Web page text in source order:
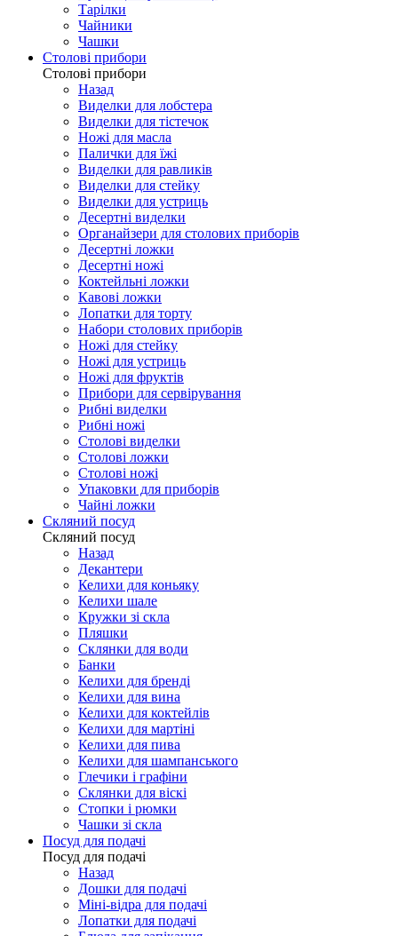
Тарілки
Чайники
Чашки
Столові прибори
Столові прибори
Назад
Виделки для лобстера
Виделки для тістечок
Ножі для масла
Палички для їжі
Виделки для равликів
Виделки для стейку
Виделки для устриць
Десертні виделки
Органайзери для столових приборів
Десертні ложки
Десертні ножі
Коктейльні ложки
Кавові ложки
Лопатки для торту
Набори столових приборів
Ножі для стейку
Ножі для устриць
Ножі для фруктів
Прибори для сервірування
Рибні виделки
Рибні ножі
Столові виделки
Столові ложки
Столові ножі
Упаковки для приборів
Чайні ложки
Скляний посуд
Скляний посуд
Назад
Декантери
Келихи для коньяку
Келихи шале
Кружки зі скла
Пляшки
Склянки для води
Банки
Келихи для бренді
Келихи для вина
Келихи для коктейлів
Келихи для мартіні
Келихи для пива
Келихи для шампанського
Глечики і графіни
Склянки для віскі
Стопки і рюмки
Чашки зі скла
Посуд для подачі
Посуд для подачі
Назад
Дошки для подачі
Міні-відра для подачі
Лопатки для подачі